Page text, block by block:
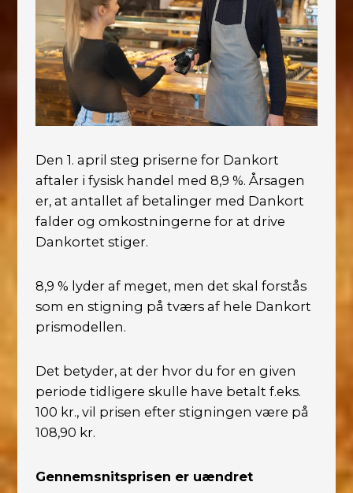
Den 1. april steg priserne for Dankort
aftaler i fysisk handel med 8,9 %. Årsagen
er, at antallet af betalinger med Dankort
falder og omkostningerne for at drive
Dankortet stiger.
8,9 % lyder af meget, men det skal forstås
som en stigning på tværs af hele Dankort
prismodellen.
Det betyder, at der hvor du for en given
periode tidligere skulle have betalt f.eks.
100 kr., vil prisen efter stigningen være på
108,90 kr.
Gennemsnitsprisen er uændret